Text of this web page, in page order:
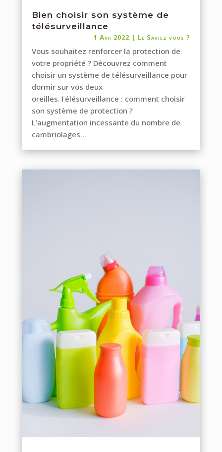
Bien choisir son système de
télésurveillance
1 Avr 2022 | Le Saviez vous ?
Vous souhaitez renforcer la protection de
votre propriété ? Découvrez comment
choisir un système de télésurveillance pour
dormir sur vos deux
oreilles.Télésurveillance : comment choisir
son système de protection ?
L’augmentation incessante du nombre de
cambriolages...